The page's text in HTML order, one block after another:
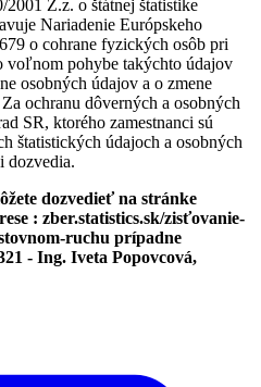
Z.z. o štátnej štatistike
Nariadenie Európskeho
o cohrane fyzických osôb pri
voľnom pohybe takýchto údajov
osobných údajov a o zmene
ochranu dôverných a osobných
SR, ktorého zamestnanci sú
štatistických údajoch a osobných
dozvedia.
dozvedieť na stránke
: zber.statistics.sk/zisťovanie-
ruchu prípadne
- Ing. Iveta Popovcová,